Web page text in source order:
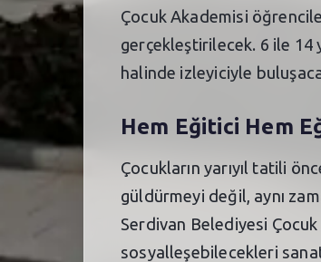
Çocuk Akademisi
gerçekleştirilecek. 6 ile 14
halinde izleyiciyle
Hem Eğitici Hem
Çocukların yarıyıl tatili
güldürmeyi değil, aynı
Serdivan Belediyesi
sosyalleşebilecekleri